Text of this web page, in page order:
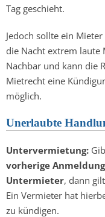
Tag geschieht.
Jedoch sollte ein
die Nacht extrem laute
Nachbar und kann die
Mietrecht eine
möglich.
Unerlaubte
Untervermietung:
vorherige
Untermieter, dann
Ein Vermieter hat
zu kündigen.